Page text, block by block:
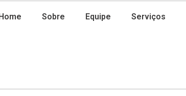
Sobre Equipe Serviços